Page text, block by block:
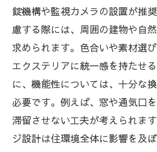
錠機構や監視カメラの設置が推
慮する際には、周囲の建物や自
求められます。色合いや素材選
エクステリアに統一感を持たせ
に、機能性については、十分な
必要です。例えば、窓や通気口
滞留させない工夫が考えられま
ジ設計は住環境全体に影響を及